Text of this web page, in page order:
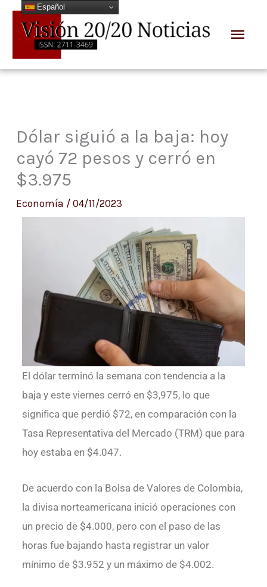
contenido
Dólar siguió a la baja: hoy
cayó 72 pesos y cerró en
$3.975
Economía / 04/11/2023
El dólar terminó la semana con tendencia a la
baja y este viernes cerró en $3,975, lo que
significa que perdió $72, en comparación con la
Tasa Representativa del Mercado (TRM) que para
hoy estaba en $4.047.
De acuerdo con la Bolsa de Valores de Colombia,
la divisa norteamericana inició operaciones con
un precio de $4.000, pero con el paso de las
horas fue bajando hasta registrar un valor
mínimo de $3.952 y un máximo de $4.002.
Español